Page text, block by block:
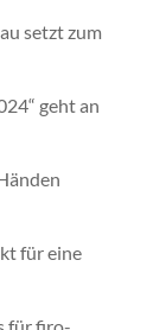
setzt zum
geht an
für eine